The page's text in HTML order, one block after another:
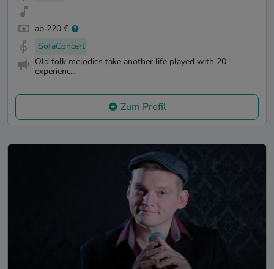
ab 220 €
SofaConcert
Old folk melodies take another life played with 20
experienc...
Zum Profil